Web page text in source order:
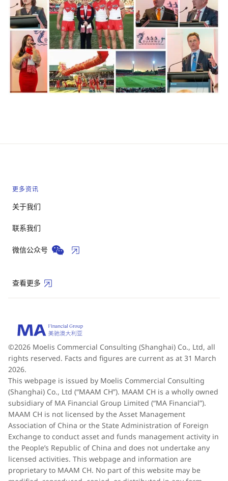
更多资讯
关于我们
联系我们
微信公众号
查看更多
©2026 Moelis Commercial Consulting (Shanghai) Co., Ltd, all
rights reserved. Facts and figures are current as at 31 March
2026.
This webpage is issued by Moelis Commercial Consulting
(Shanghai) Co., Ltd (“MAAM CH”). MAAM CH is a wholly owned
subsidiary of MA Financial Group Limited (“MA Financial”).
MAAM CH is not licensed by the Asset Management
Association of China or the State Administration of Foreign
Exchange to conduct asset and funds management activity in
the People’s Republic of China and does not undertake any
licensed activities. This webpage and information are
proprietary to MAAM CH. No part of this website may be